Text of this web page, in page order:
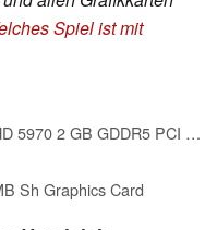
Spiel ist mit
VisionTek ATI Radeon HD 5970 2 GB GDDR5 PCI Express Graphics Card 900305
Sh Graphics Card